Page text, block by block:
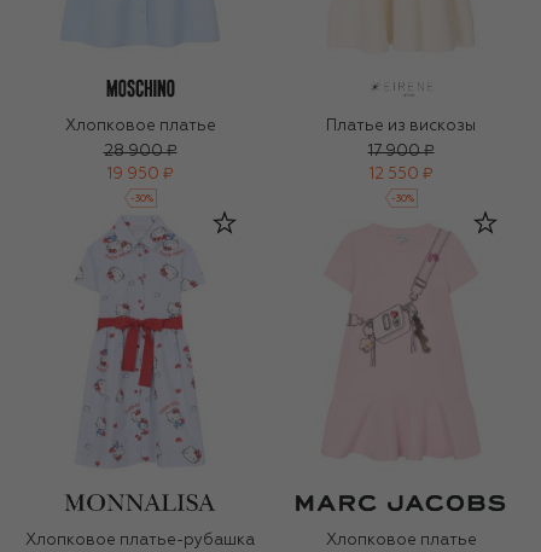
Хлопковое платье
28 900 ₽
19 950 ₽
-30%
Платье из вискозы
17 900 ₽
12 550 ₽
-30%
Хлопковое платье-рубашка Хлопковое платье